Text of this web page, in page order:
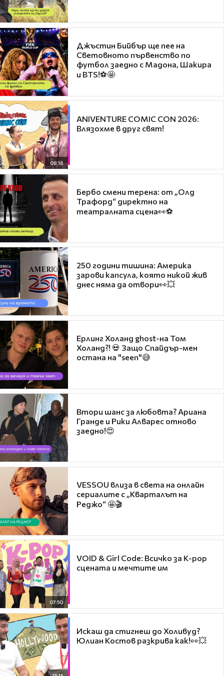
Джъстин Бийбър ще пее на
Световното първенство по
футбол заедно с Мадона, Шакира
и BTS!⚽🤩
08:16
ANIVENTURE COMIC CON 2026:
Влязохме в друг свят!
Бербо смени терена: от „Олд
Трафорд“ директно на
театралната сцена👀⚽
250 години тишина: Америка
зарови капсула, която никой жив
днес няма да отвори👀💥
Ерлинг Холанд ghost-на Том
Холанд?! 💀 Защо Спайдър-мен
остана на "seen"😅
Втори шанс за любовта? Ариана
Гранде и Рики Алварес отново
заедно!😍
VESSOU влиза в света на онлайн
сериалите с „Кварталът на
Реджо“ 🤩🎬
07:50
VOID & Girl Code: Всичко за K-pop
сцената и мечтите им
Искаш да стигнеш до Холивуд?
Юлиан Костов разкрива как!👀💥